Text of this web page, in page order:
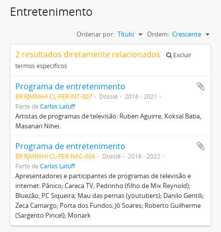
Entretenimento
Ordenar por: Título Ordem: Crescente
2 resultados diretamente relacionados
Excluir
termos específicos
Programa de entretenimento
BR RJMRAHI CL-PER-INT-007 Dossiê
2016 - 2021
Parte de Carlos Latuff
Artistas de programas de televisão: Ruben Aguirre, Koksal Baba,
Masanari Nihei.
Programa de entretenimento
BR RJMRAHI CL-PER-NAC-004 Dossiê
2016 - 2022
Parte de Carlos Latuff
Apresentadores e participantes de programas de televisão e
internet: Pânico; Careca TV; Pedrinho (filho de Mix Reynold);
Bluezão; PC Siqueira; Mau das pernas (youtubers); Danilo Gentili;
Zeca Camargo; Porta dos Fundos; Jô Soares; Roberto Guilherme
(Sargento Pincel); Monark